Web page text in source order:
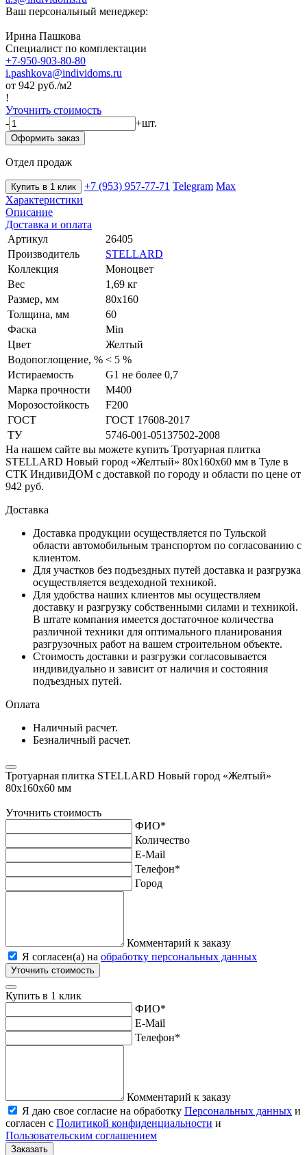
Ваш персональный менеджер:
Ирина Пашкова
Специалист по комплектации
+7-950-903-80-80
i.pashkova@individoms.ru
от 942 руб./м2
!
Уточнить стоимость
-
+шт.
Оформить заказ
Отдел продаж
Купить в 1 клик +7 (953) 957-77-71 Telegram Max
Характеристики
Описание
Доставка и оплата
Артикул
26405
Производитель
STELLARD
Коллекция
Моноцвет
Вес
1,69 кг
Размер, мм
80х160
Толщина, мм
60
Фаска
Min
Цвет
Желтый
Водопоглощение, % < 5 %
Истираемость
G1 не более 0,7
Марка прочности
М400
Морозостойкость
F200
ГОСТ
ГОСТ 17608-2017
ТУ
5746-001-05137502-2008
На нашем сайте вы можете купить Тротуарная плитка
STELLARD Новый город «Желтый» 80х160х60 мм в Туле в
СТК ИндивиДОМ с доставкой по городу и области по цене от
942 руб.
Доставка
Доставка продукции осуществляется по Тульской
области автомобильным транспортом по согласованию с
клиентом.
Для участков без подъездных путей доставка и разгрузка
осуществляется вездеходной техникой.
Для удобства наших клиентов мы осуществляем
доставку и разгрузку собственными силами и техникой.
В штате компания имеется достаточное количества
различной техники для оптимального планирования
разгрузочных работ на вашем строительном объекте.
Стоимость доставки и разгрузки согласовывается
индивидуально и зависит от наличия и состояния
подъездных путей.
Оплата
Наличный расчет.
Безналичный расчет.
Тротуарная плитка STELLARD Новый город «Желтый»
80х160х60 мм
Уточнить стоимость
ФИО*
Количество
E-Mail
Телефон*
Город
Комментарий к заказу
Я согласен(а) на обработку персональных данных
Уточнить стоимость
Купить в 1 клик
ФИО*
E-Mail
Телефон*
Комментарий к заказу
Я даю свое согласие на обработку Персональных данных и
согласен с Политикой конфиденциальности и
Пользовательским соглашением
Заказать